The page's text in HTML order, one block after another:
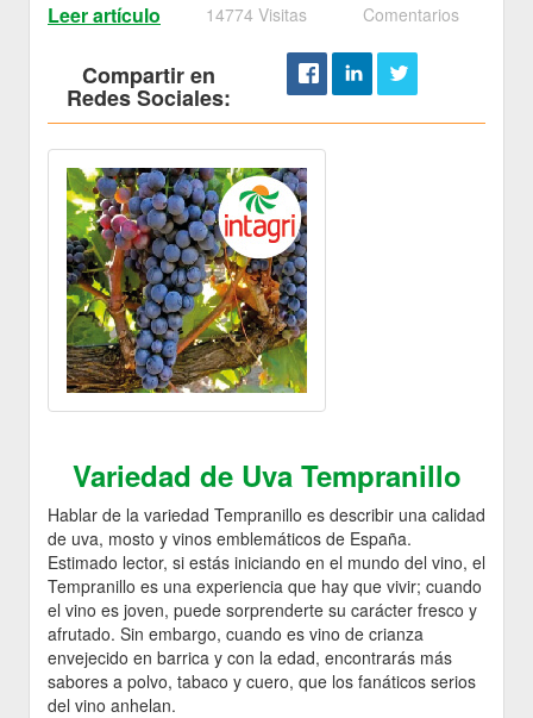
Leer artículo 14774 Visitas Comentarios
Compartir en
Redes Sociales:
Variedad de Uva Tempranillo
Hablar de la variedad Tempranillo es describir una calidad
de uva, mosto y vinos emblemáticos de España.
Estimado lector, si estás iniciando en el mundo del vino, el
Tempranillo es una experiencia que hay que vivir; cuando
el vino es joven, puede sorprenderte su carácter fresco y
afrutado. Sin embargo, cuando es vino de crianza
envejecido en barrica y con la edad, encontrarás más
sabores a polvo, tabaco y cuero, que los fanáticos serios
del vino anhelan.